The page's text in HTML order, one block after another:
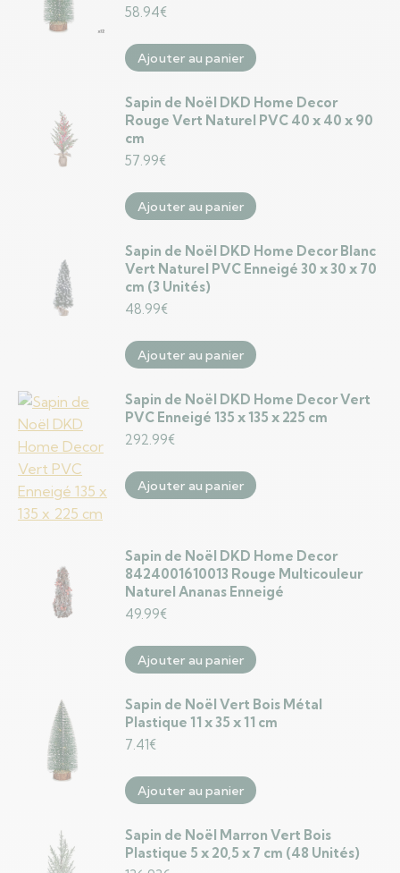
58.94€
Ajouter au panier
Sapin de Noël DKD Home Decor
Rouge Vert Naturel PVC 40 x 40 x 90
cm
57.99€
Ajouter au panier
Sapin de Noël DKD Home Decor Blanc
Vert Naturel PVC Enneigé 30 x 30 x 70
cm (3 Unités)
48.99€
Ajouter au panier
Sapin de Noël DKD Home Decor Vert
PVC Enneigé 135 x 135 x 225 cm
292.99€
Ajouter au panier
Sapin de Noël DKD Home Decor
8424001610013 Rouge Multicouleur
Naturel Ananas Enneigé
49.99€
Ajouter au panier
Sapin de Noël Vert Bois Métal
Plastique 11 x 35 x 11 cm
7.41€
Ajouter au panier
Sapin de Noël Marron Vert Bois
Plastique 5 x 20,5 x 7 cm (48 Unités)